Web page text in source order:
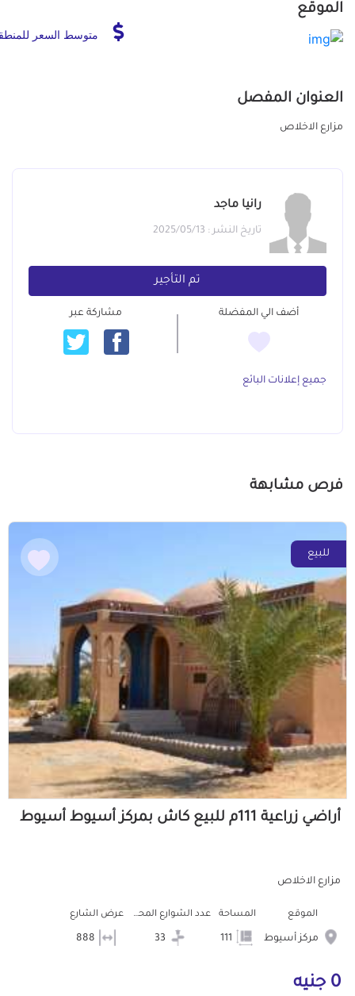
الموقع
متوسط السعر
العنوان المفصل
مزارع الاخلاص
رانيا ماجد
تاريخ النشر : 2025/05/13
تم التأجير
أضف الي المفضلة مشاركة عبر
جميع إعلانات البائع
فرص مشابهة
للبيع
أراضي زراعية 111م للبيع كاش بمركز أسيوط أسيوط
مزارع الاخلاص
الموقع
مركز أسيوط
المساحة عدد الشوارع المحيطه عرض الشارع
0 جنيه